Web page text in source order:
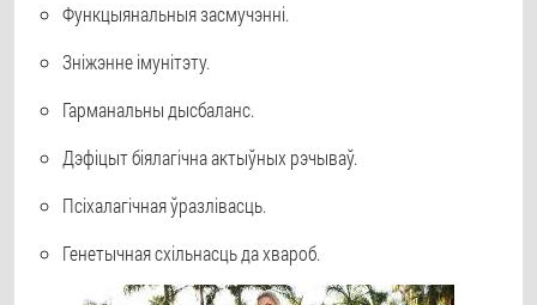
Функцыянальныя засмучэнні.
Зніжэнне імунітэту.
Гарманальны дысбаланс.
Дэфіцыт біялагічна актыўных рэчываў.
Псіхалагічная ўразлівасць.
Генетычная схільнасць да хвароб.